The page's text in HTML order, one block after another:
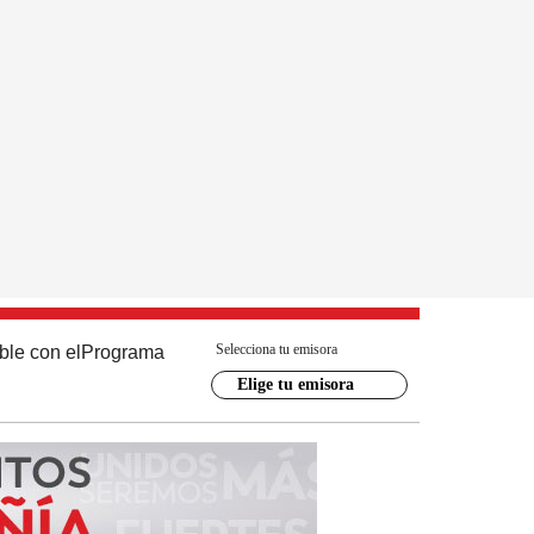
con el Programa Selecciona tu emisora
Elige tu emisora